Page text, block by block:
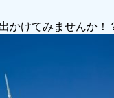
かけてみませんか！